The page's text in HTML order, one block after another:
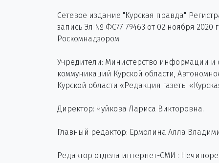
Сетевое издание "Курская правда".
запись Эл № ФС77-79463 от 02 ноября 2020
Роскомнадзором.
Учредители: Министерство информации и
коммуникаций Курской области,
Курской области «Редакция газеты
Директор: Чуйкова Лариса Викторовна.
Главный редактор: Ермолина Алла
Редактор отдела интернет-СМИ :